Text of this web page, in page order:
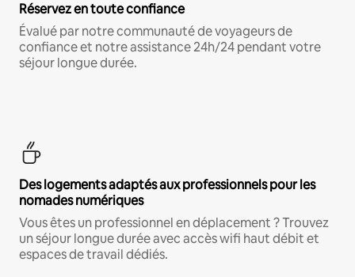
Réservez en toute confiance
Évalué par notre communauté de voyageurs de
confiance et notre assistance 24h/24 pendant votre
séjour longue durée.
Des logements adaptés aux professionnels pour les
nomades numériques
Vous êtes un professionnel en déplacement ? Trouvez
un séjour longue durée avec accès wifi haut débit et
espaces de travail dédiés.